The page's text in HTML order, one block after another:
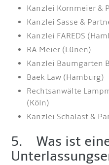
Kanzlei Kornmeier &
Kanzlei Sasse &
Kanzlei FAREDS
RA Meier (Lünen)
Kanzlei Baumgarten
Baek Law (Hamburg)
Rechtsanwälte
(Köln)
Kanzlei Schalast &
5. Was ist